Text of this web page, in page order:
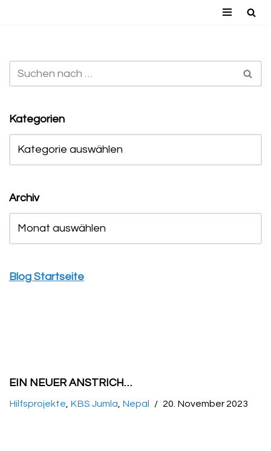
springen
Kategorien
Archiv
Blog Startseite
EIN NEUER ANSTRICH…
Hilfsprojekte KBS Jumla Nepal 20. November 2023